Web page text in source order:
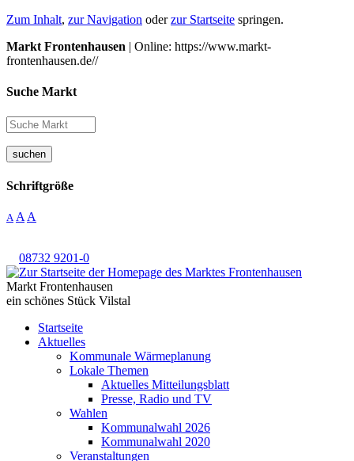
Zum Inhalt, zur Navigation oderzur Startseite springen.
Markt Frontenhausen | Online: https://www.markt-
frontenhausen.de//
Suche Markt
suchen
Schriftgröße
A A A
08732 9201-0
Markt Frontenhausen
ein schönes Stück Vilstal
Startseite
Aktuelles
Kommunale Wärmeplanung
Lokale Themen
Aktuelles Mitteilungsblatt
Presse, Radio und TV
Wahlen
Kommunalwahl 2026
Kommunalwahl 2020
Veranstaltungen